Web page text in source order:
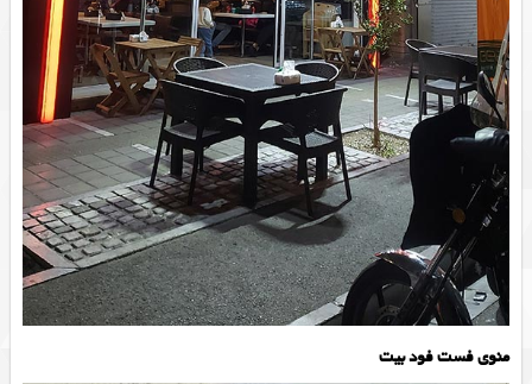
منوی فست فود بیت